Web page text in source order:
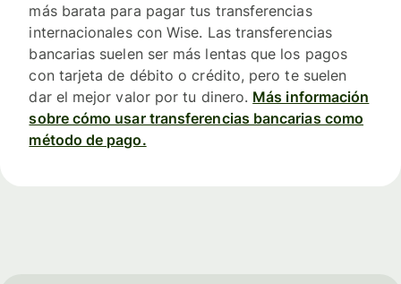
más barata para pagar tus transferencias
internacionales con Wise. Las transferencias
bancarias suelen ser más lentas que los pagos
con tarjeta de débito o crédito, pero te suelen
dar el mejor valor por tu dinero. Más información
sobre cómo usar transferencias bancarias como
método de pago.